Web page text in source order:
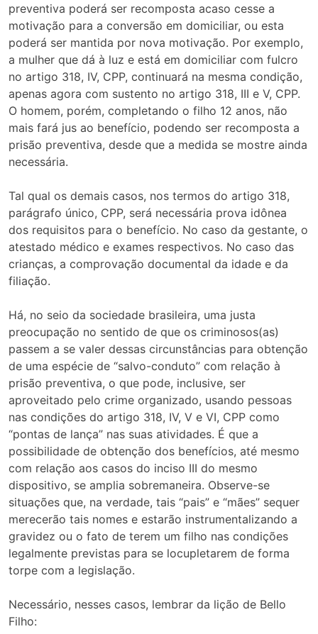
preventiva poderá ser recomposta acaso cesse a
motivação para a conversão em domiciliar, ou esta
poderá ser mantida por nova motivação. Por exemplo,
a mulher que dá à luz e está em domiciliar com fulcro
no artigo 318, IV, CPP, continuará na mesma condição,
apenas agora com sustento no artigo 318, III e V, CPP.
O homem, porém, completando o filho 12 anos, não
mais fará jus ao benefício, podendo ser recomposta a
prisão preventiva, desde que a medida se mostre ainda
necessária.
Tal qual os demais casos, nos termos do artigo 318,
parágrafo único, CPP, será necessária prova idônea
dos requisitos para o benefício. No caso da gestante, o
atestado médico e exames respectivos. No caso das
crianças, a comprovação documental da idade e da
filiação.
Há, no seio da sociedade brasileira, uma justa
preocupação no sentido de que os criminosos(as)
passem a se valer dessas circunstâncias para obtenção
de uma espécie de “salvo-conduto” com relação à
prisão preventiva, o que pode, inclusive, ser
aproveitado pelo crime organizado, usando pessoas
nas condições do artigo 318, IV, V e VI, CPP como
“pontas de lança” nas suas atividades. É que a
possibilidade de obtenção dos benefícios, até mesmo
com relação aos casos do inciso III do mesmo
dispositivo, se amplia sobremaneira. Observe-se
situações que, na verdade, tais “pais” e “mães” sequer
merecerão tais nomes e estarão instrumentalizando a
gravidez ou o fato de terem um filho nas condições
legalmente previstas para se locupletarem de forma
torpe com a legislação.
Necessário, nesses casos, lembrar da lição de Bello
Filho: